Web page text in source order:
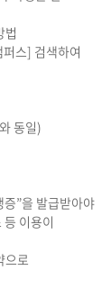
법
스] 검색하여
동일)
”을 발급받아야
이용이
으로